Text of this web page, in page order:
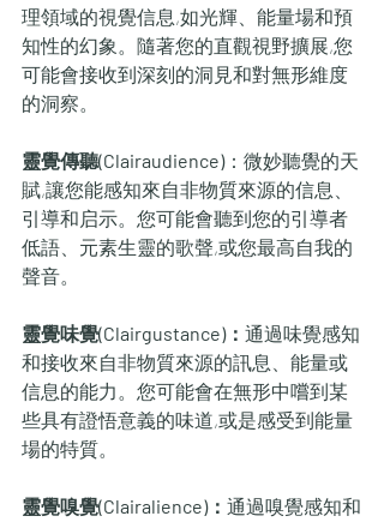
理領域的視覺信息,如光輝、能量場和預
知性的幻象。隨著您的直觀視野擴展,您
可能會接收到深刻的洞見和對無形維度
的洞察。
靈覺傳聽(Clairaudience)：微妙聽覺的天
賦,讓您能感知來自非物質來源的信息、
引導和启示。您可能會聽到您的引導者
低語、元素生靈的歌聲,或您最高自我的
聲音。
靈覺味覺(Clairgustance)： 通過味覺感知
和接收來自非物質來源的訊息、能量或
信息的能力。您可能會在無形中嚐到某
些具有證悟意義的味道,或是感受到能量
場的特質。
靈覺嗅覺(Clairalience)： 通過嗅覺感知和